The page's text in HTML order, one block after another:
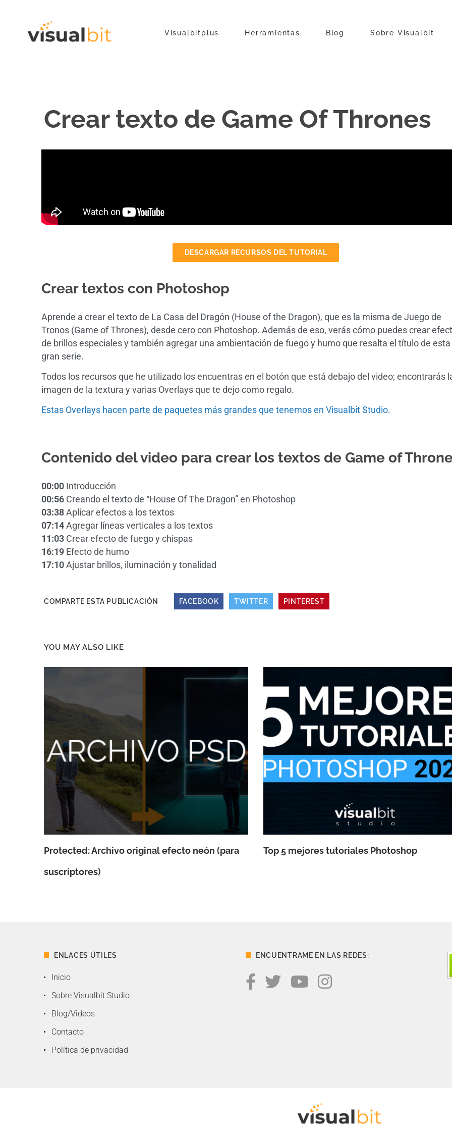
Visualbitplus Herramientas Blog Sobre Visualbit
Crear texto de Game Of Thrones
DESCARGAR RECURSOS DEL TUTORIAL
Crear textos con Photoshop
Aprende a crear el texto de La Casa del Dragón (House of the Dragon), que es la misma de Juego de
Tronos (Game of Thrones), desde cero con Photoshop. Además de eso, verás cómo puedes crear
de brillos especiales y también agregar una ambientación de fuego y humo que resalta el título de esta
gran serie.
Todos los recursos que he utilizado los encuentras en el botón que está debajo del video; encontrarás
imagen de la textura y varias Overlays que te dejo como regalo.
Estas Overlays hacen parte de paquetes más grandes que tenemos en Visualbit Studio.
Contenido del video para crear los textos de Game of
00:00 Introducción
00:56 Creando el texto de “House Of The Dragon” en Photoshop
03:38Aplicar efectos a los textos
07:14Agregar líneas verticales a los textos
11:03 Crear efecto de fuego y chispas
16:19 Efecto de humo
17:10Ajustar brillos, iluminación y tonalidad
COMPARTE ESTA PUBLICACIÓN FACEBOOK TWITTER PINTEREST
YOU MAY ALSO LIKE
Protected: Archivo original efecto neón (para
suscriptores)
Top 5 mejores tutoriales Photoshop
ENLACES ÚTILES
Inicio
Sobre Visualbit Studio
Blog/Videos
Contacto
Política de privacidad
ENCUENTRAME EN LAS REDES: